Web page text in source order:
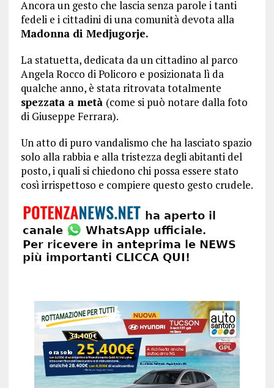
Ancora un gesto che lascia senza parole i tanti
fedeli e i cittadini di una comunità devota alla
Madonna di Medjugorje.
La statuetta, dedicata da un cittadino al parco
Angela Rocco di Policoro e posizionata lì da
qualche anno, è stata ritrovata totalmente
spezzata a metà (come si può notare dalla foto
di Giuseppe Ferrara).
Un atto di puro vandalismo che ha lasciato spazio
solo alla rabbia e alla tristezza degli abitanti del
posto, i quali si chiedono chi possa essere stato
così irrispettoso e compiere questo gesto crudele.